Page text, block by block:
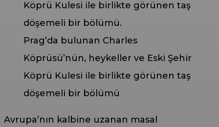
Prag’da bulunan Charles
Köprüsü’nün, heykeller ve Eski Şehir
Köprü Kulesi ile birlikte görünen taş
döşemeli bir bölümü
Avrupa’nın kalbine uzanan masal